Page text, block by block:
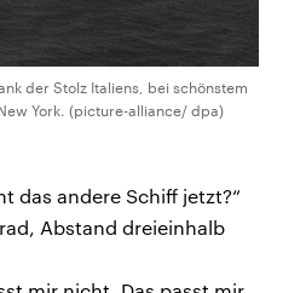
der Stolz Italiens, bei schönstem
York. (picture-alliance/ dpa)
das andere Schiff jetzt?“
Abstand dreieinhalb